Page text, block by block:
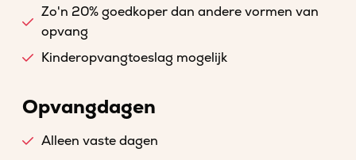
Zo'n 20% goedkoper dan andere vormen van
opvang
Kinderopvangtoeslag mogelijk
Opvangdagen
Alleen vaste dagen